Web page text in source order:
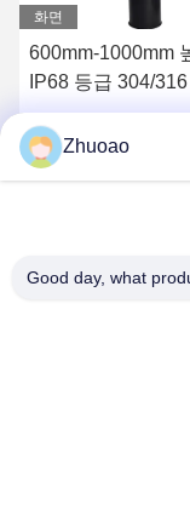
화면
217mm 지름 높은
IP68 등급 자동차
위한 자동 보러드
가장 좋은 가격
Zhuoao
Good day, what